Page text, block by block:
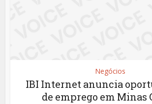
Negócios
IBI Internet anuncia
de emprego em Minas